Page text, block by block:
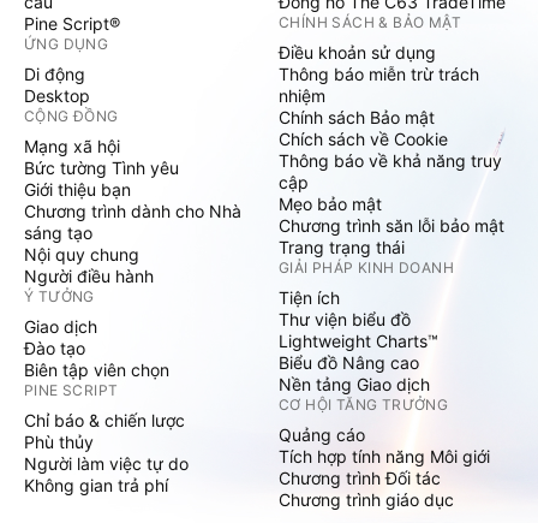
Pine Script®
ỨNG DỤNG
Di động
Desktop
CỘNG ĐỒNG
Mạng xã hội
Bức tường Tình yêu
Giới thiệu bạn
Chương trình dành cho Nhà
sáng tạo
Nội quy chung
Người điều hành
Ý TƯỞNG
Giao dịch
Đào tạo
Biên tập viên chọn
PINE SCRIPT
Chỉ báo & chiến lược
Phù thủy
Người làm việc tự do
Không gian trả phí
CHÍNH SÁCH & BẢO MẬT
Điều khoản sử dụng
Thông báo miễn trừ trách
nhiệm
Chính sách Bảo mật
Chích sách về Cookie
Thông báo về khả năng truy
cập
Mẹo bảo mật
Chương trình săn lỗi bảo mật
Trang trạng thái
GIẢI PHÁP KINH DOANH
Tiện ích
Thư viện biểu đồ
Lightweight Charts™
Biểu đồ Nâng cao
Nền tảng Giao dịch
CƠ HỘI TĂNG TRƯỞNG
Quảng cáo
Tích hợp tính năng Môi giới
Chương trình Đối tác
Chương trình giáo dục